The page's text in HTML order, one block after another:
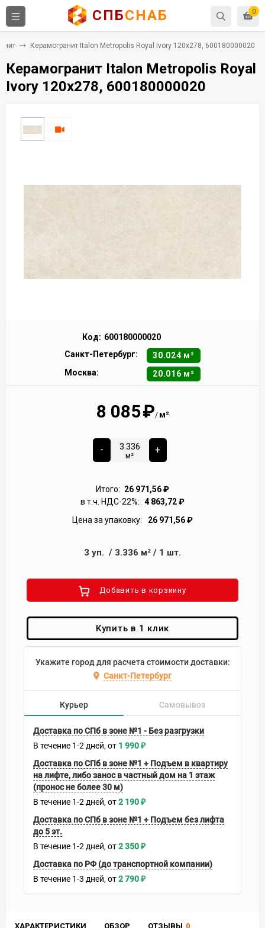
0
СПБСНАБ
Керамогранит Italon Metropolis Royal Ivory 120x278, 600180000020
Керамогранит Italon Metropolis Royal
Ivory 120x278, 600180000020
ХАРАКТЕРИСТИКИ ОБЗОР ОТЗЫВЫ 0
Код: 600180000020
Санкт-Петербург:
30.024 м²
Москва:
20.016 м²
8 085₽/ м²
-
м²
+
Итого: 26 971,56₽
в т.ч. НДС-22%: 4 863,72₽
Цена за упаковку:
26 971,56₽
3 уп. / 3.336 м² / 1 шт.
Добавить в корзиину
Купить в 1 клик
Укажите город для расчета стоимости доставки:
Санкт-Петербург
Курьер Самовывоз
Доставка по СПб в зоне №1 - Без разгрузки
В течение 1-2 дней 1 990₽
Доставка по СПб в зоне №1 + Подъем в квартиру
на лифте, либо занос в частный дом на 1 этаж
(пронос не более 30 м)
В течение 1-2 дней 2 190₽
Доставка по СПб в зоне №1 + Подъем без лифта
до 5 эт.
В течение 1-2 дней 2 350₽
Доставка по РФ (до транспортной компании)
В течение 1-3 дней 2 790₽